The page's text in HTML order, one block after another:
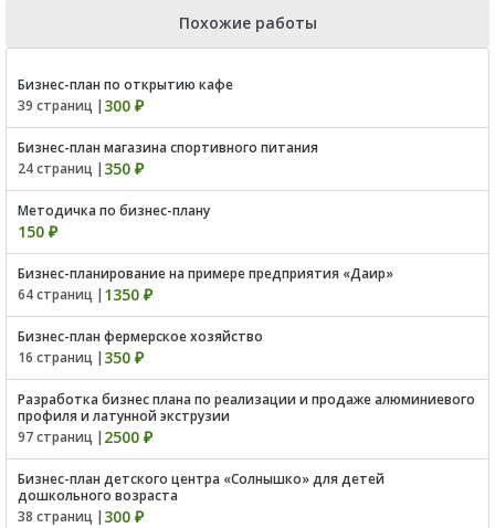
Похожие работы
Бизнес-план по открытию кафе
39 страниц | 300 ₽
Бизнес-план магазина спортивного питания
24 страниц | 350 ₽
Методичка по бизнес-плану
150 ₽
Бизнес-планирование на примере предприятия «Даир»
64 страниц | 1350 ₽
Бизнес-план фермерское хозяйство
16 страниц | 350 ₽
Разработка бизнес плана по реализации и продаже алюминиевого
профиля и латунной экструзии
97 страниц | 2500 ₽
Бизнес-план детского центра «Солнышко» для детей
дошкольного возраста
38 страниц | 300 ₽